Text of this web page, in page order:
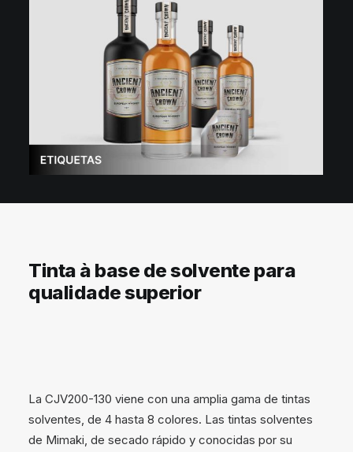
Tinta à base de solvente para
qualidade superior
La CJV200-130 viene con una amplia gama de tintas
solventes, de 4 hasta 8 colores. Las tintas solventes
de Mimaki, de secado rápido y conocidas por su